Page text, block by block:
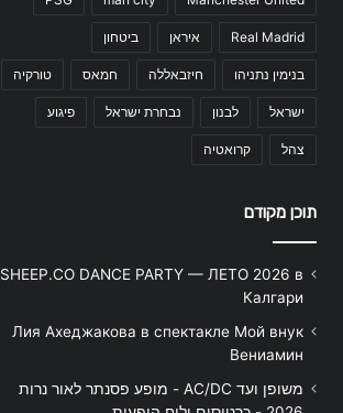
Real Madrid איראן ביטחון
בנימין נתניהו חיזבאללה חמאס טורקיה
ישראל לבנון נבחרת ישראל פיגוע
צהל קרואטיה
תוכן מקודם
SHEEP.CO DANCE PARTY — ЛЕТО 2026 в
Калгари
Лия Ахеджакова в спектакле Мой внук
Вениамин
משופן ועד AC/DC - מופע פסנתר לאור נרות